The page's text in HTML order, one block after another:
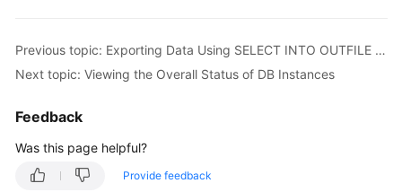
Getting
User
Previous topic: Exporting Data Using SELECT INTO OUTFILE OBS
Next topic: Viewing the Overall Status of DB Instances
Feedback
Was this page helpful?
Provide feedback